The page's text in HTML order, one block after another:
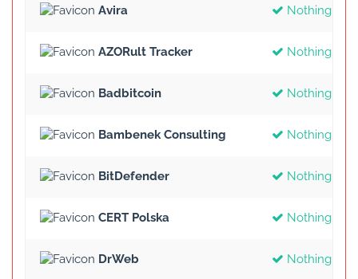
Avira Nothing
AZORult Tracker Nothing
Badbitcoin Nothing
Bambenek Consulting Nothing
BitDefender Nothing
CERT Polska Nothing
DrWeb Nothing